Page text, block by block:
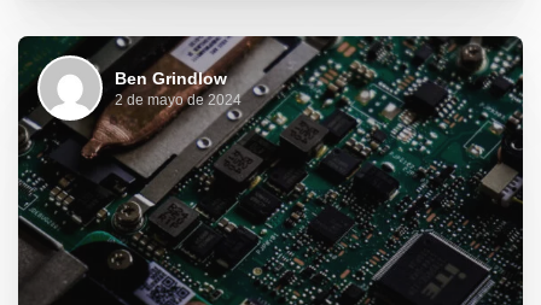
Ben Grindlow
2 de mayo de 2024